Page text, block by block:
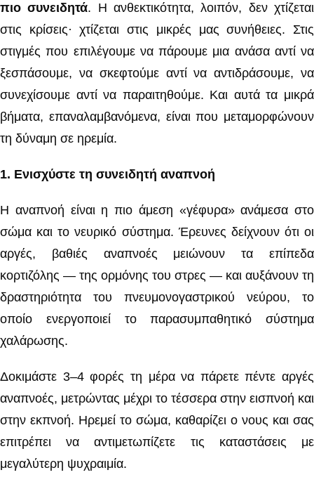
πιο συνειδητά. Η ανθεκτικότητα, λοιπόν, δεν χτίζεται
στις κρίσεις· χτίζεται στις μικρές μας συνήθειες. Στις
στιγμές που επιλέγουμε να πάρουμε μια ανάσα αντί να
ξεσπάσουμε, να σκεφτούμε αντί να αντιδράσουμε, να
συνεχίσουμε αντί να παραιτηθούμε. Και αυτά τα μικρά
βήματα, επαναλαμβανόμενα, είναι που μεταμορφώνουν
τη δύναμη σε ηρεμία.
1️. Ενισχύστε τη συνειδητή αναπνοή
Η αναπνοή είναι η πιο άμεση «γέφυρα» ανάμεσα στο
σώμα και το νευρικό σύστημα. Έρευνες δείχνουν ότι οι
αργές, βαθιές αναπνοές μειώνουν τα επίπεδα
κορτιζόλης — της ορμόνης του στρες — και αυξάνουν τη
δραστηριότητα του πνευμονογαστρικού νεύρου, το
οποίο ενεργοποιεί το παρασυμπαθητικό σύστημα
χαλάρωσης.
Δοκιμάστε 3–4 φορές τη μέρα να πάρετε πέντε αργές
αναπνοές, μετρώντας μέχρι το τέσσερα στην εισπνοή και
στην εκπνοή. Ηρεμεί το σώμα, καθαρίζει ο νους και σας
επιτρέπει να αντιμετωπίζετε τις καταστάσεις με
μεγαλύτερη ψυχραιμία.